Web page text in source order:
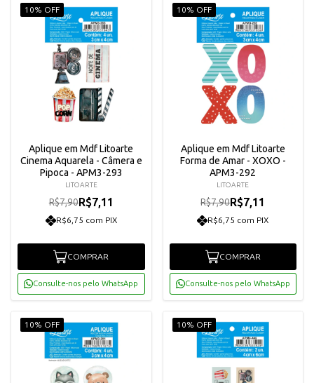
10% OFF
Aplique em Mdf Litoarte
Cinema Aquarela - Câmera e
Pipoca - APM3-293
LITOARTE
R$7,90R$7,11
R$6,75 com PIX
COMPRAR
Consulte-nos pelo WhatsApp
10% OFF
Aplique em Mdf Litoarte
Forma de Amar - XOXO -
APM3-292
LITOARTE
R$7,90R$7,11
R$6,75 com PIX
COMPRAR
Consulte-nos pelo WhatsApp
10% OFF 10% OFF